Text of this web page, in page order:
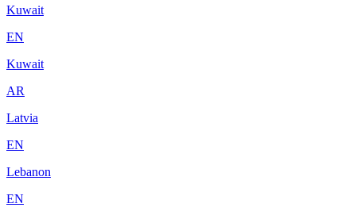
Kuwait
EN
Kuwait
AR
Latvia
EN
Lebanon
EN